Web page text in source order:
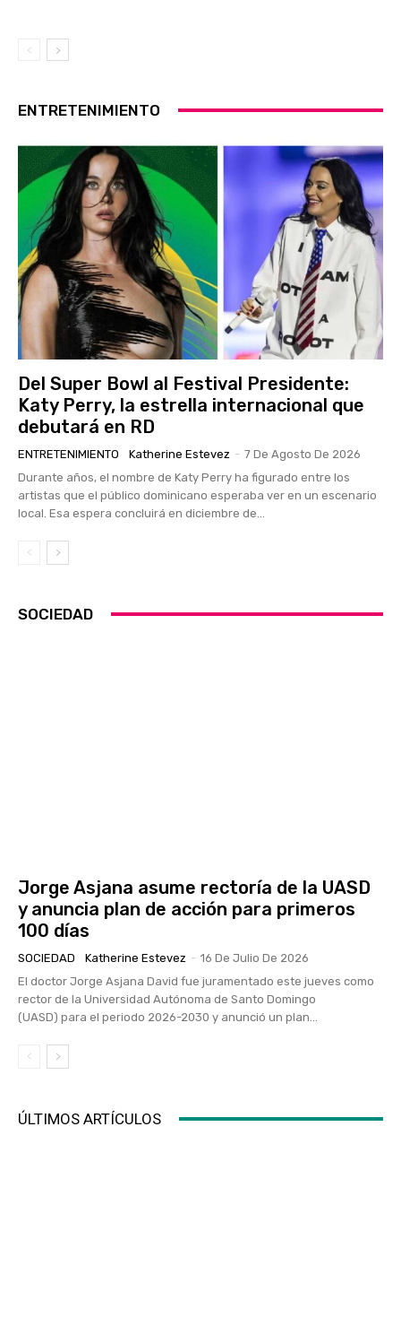
ENTRETENIMIENTO
Del Super Bowl al Festival Presidente:
Katy Perry, la estrella internacional que
debutará en RD
ENTRETENIMIENTO Katherine Estevez - 7 De Agosto De 2026
Durante años, el nombre de Katy Perry ha figurado entre los
artistas que el público dominicano esperaba ver en un escenario
local. Esa espera concluirá en diciembre de...
SOCIEDAD
Jorge Asjana asume rectoría de la UASD
y anuncia plan de acción para primeros
100 días
SOCIEDAD Katherine Estevez - 16 De Julio De 2026
El doctor Jorge Asjana David fue juramentado este jueves como
rector de la Universidad Autónoma de Santo Domingo
(UASD) para el periodo 2026-2030 y anunció un plan...
ÚLTIMOS ARTÍCULOS